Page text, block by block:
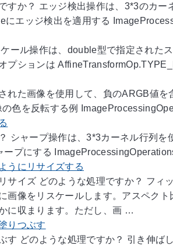
すか？ エッジ検出操作は、3*3のカ
にエッジ検出を適用する
ール操作は、double型で指定された
プションは
れた画像を使用して、負のARGB値
の色を反転する例
シャープ操作は、3*3カーネル行列
ープにする
うにリサイズする
サイズ どのような処理ですか？ フ
画像をリスケールします。アスペク
に収まります。ただし、画 …
りつぶす
す どのような処理ですか？ 引き伸ば